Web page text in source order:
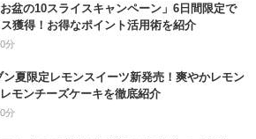
盆の10スライスキャンペーン」6日間限定で
獲得！お得なポイント活用術を紹介
分
ン夏限定レモンスイーツ新発売！爽やかレモン
モンチーズケーキを徹底紹介
分